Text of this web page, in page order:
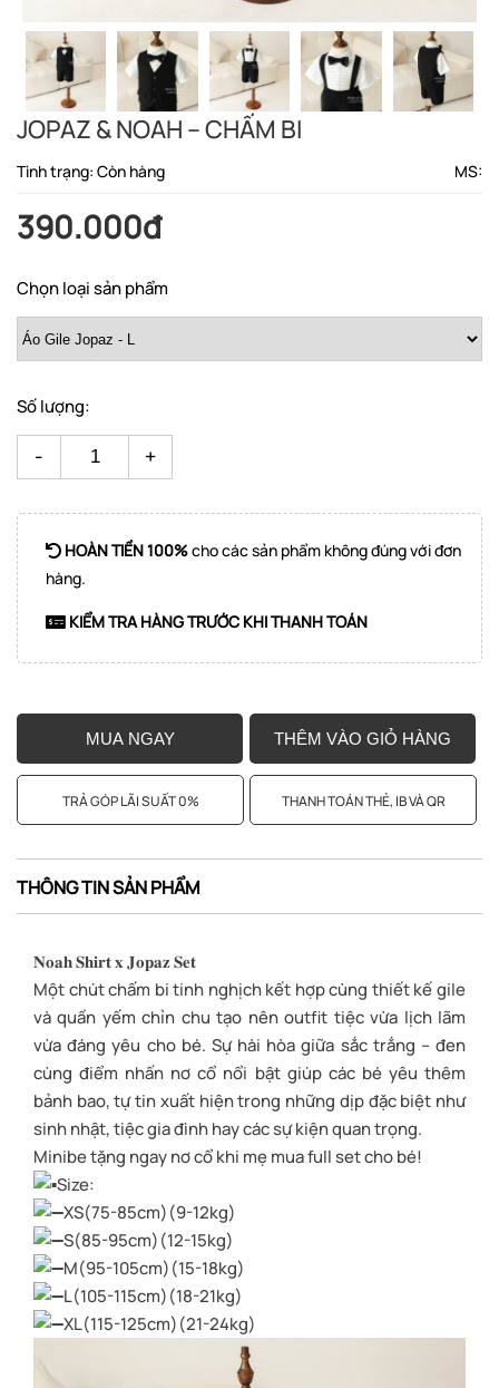
JOPAZ & NOAH – CHẤM BI
Tình trạng: Còn hàng MS:
390.000đ
Chọn loại sản phẩm
Số lượng:
- +
HOÀN TIỀN 100%cho các sản phẩm không đúng với đơn
hàng.
KIỂM TRA HÀNG TRƯỚC KHI THANH TOÁN
MUA NGAY THÊM VÀO GIỎ HÀNG
TRẢ GÓP LÃI SUẤT 0% THANH TOÁN THẺ, IB VÀ QR
THÔNG TIN SẢN PHẨM
𝐍𝐨𝐚𝐡 𝐒𝐡𝐢𝐫𝐭 𝐱 𝐉𝐨𝐩𝐚𝐳 𝐒𝐞𝐭
Một chút chấm bi tinh nghịch kết hợp cùng thiết kế gile
và quần yếm chỉn chu tạo nên outfit tiệc vừa lịch lãm
vừa đáng yêu cho bé. Sự hài hòa giữa sắc trắng – đen
cùng điểm nhấn nơ cổ nổi bật giúp các bé yêu thêm
bảnh bao, tự tin xuất hiện trong những dịp đặc biệt như
sinh nhật, tiệc gia đình hay các sự kiện quan trọng.
Minibe tặng ngay nơ cổ khi mẹ mua full set cho bé!
Size:
XS(75-85cm)(9-12kg)
S(85-95cm)(12-15kg)
M(95-105cm)(15-18kg)
L(105-115cm)(18-21kg)
XL(115-125cm)(21-24kg)